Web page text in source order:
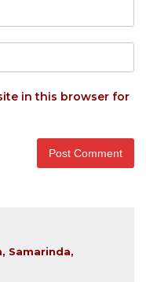
in this browser for
Samarinda,